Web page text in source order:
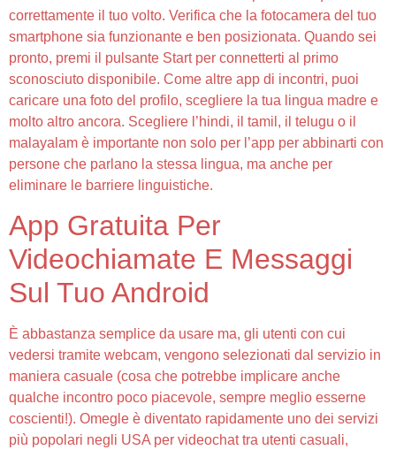
correttamente il tuo volto. Verifica che la fotocamera del tuo
smartphone sia funzionante e ben posizionata. Quando sei
pronto, premi il pulsante Start per connetterti al primo
sconosciuto disponibile. Come altre app di incontri, puoi
caricare una foto del profilo, scegliere la tua lingua madre e
molto altro ancora. Scegliere l’hindi, il tamil, il telugu o il
malayalam è importante non solo per l’app per abbinarti con
persone che parlano la stessa lingua, ma anche per
eliminare le barriere linguistiche.
App Gratuita Per
Videochiamate E Messaggi
Sul Tuo Android
È abbastanza semplice da usare ma, gli utenti con cui
vedersi tramite webcam, vengono selezionati dal servizio in
maniera casuale (cosa che potrebbe implicare anche
qualche incontro poco piacevole, sempre meglio esserne
coscienti!). Omegle è diventato rapidamente uno dei servizi
più popolari negli USA per videochat tra utenti casuali,